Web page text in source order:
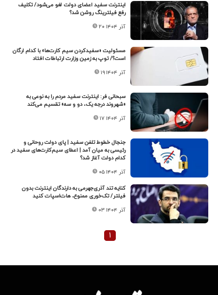
اینترنت سفید اعضای دولت لغو می‌شود/ تکلیف
رفع فیلترینگ روشن شد؟
۲۰ آذر ۱۴۰۴
مسئولیت «سفیدکردن سیم کارت‌ها» با کدام ارگان
است؟/ توپ به زمین وزارت ارتباطات افتاد
۱۹ آذر ۱۴۰۴
سبحانی فر: اینترنت سفید مردم را به نوعی به
«شهروند درجه یک، دو و سه» تقسیم می‌کند
۱۷ آذر ۱۴۰۴
جنجال خطوط تلفن سفید | پای دولت روحانی و
رئیسی به میان آمد | اعطای سیم‌کارت‌های سفید در
کدام دولت آغاز شد؟
۰۵ آذر ۱۴۰۴
کنایه تند آذری‌جهرمی به دارندگان اینترنت بدون
فیلتر/ تک‌خوری ممنوع، هات‌اسپات کنید
۰۳ آذر ۱۴۰۴
۱